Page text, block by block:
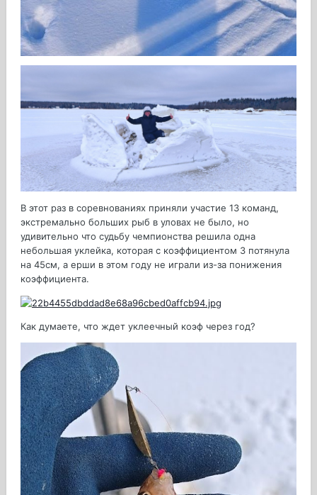
В этот раз в соревнованиях приняли участие 13 команд,
экстремально больших рыб в уловах не было, но
удивительно что судьбу чемпионства решила одна
небольшая уклейка, которая с коэффициентом 3 потянула
на 45см, а ерши в этом году не играли из-за понижения
коэффициента.
Как думаете, что ждет уклеечный коэф через год?